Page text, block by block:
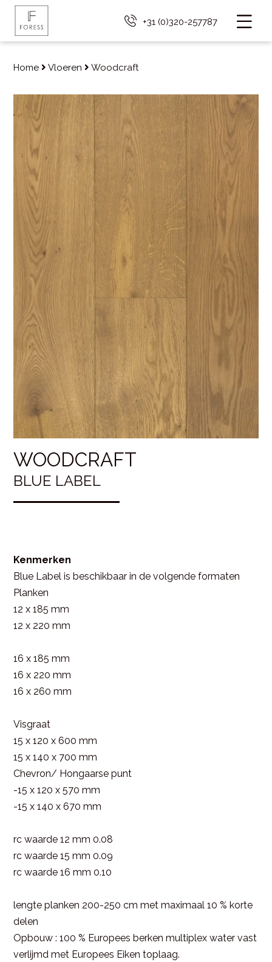
WOODCRAFT
BLUE LABEL
Kenmerken
Blue Label is beschikbaar in de volgende formaten
Planken
12 x 185 mm
12 x 220 mm
16 x 185 mm
16 x 220 mm
16 x 260 mm
Visgraat
15 x 120 x 600 mm
15 x 140 x 700 mm
Chevron/ Hongaarse punt
-15 x 120 x 570 mm
-15 x 140 x 670 mm
rc waarde 12 mm 0.08
rc waarde 15 mm 0.09
rc waarde 16 mm 0.10
lengte planken 200-250 cm met maximaal 10 % korte
delen
Opbouw : 100 % Europees berken multiplex water vast
verlijmd met Europees Eiken toplaag.
Home Vloeren Woodcraft
+31 (0)320-257787